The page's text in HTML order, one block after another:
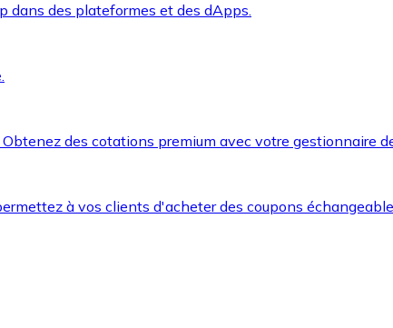
des plateformes et des dApps.
des cotations premium avec votre gestionnaire
à vos clients d'acheter des coupons